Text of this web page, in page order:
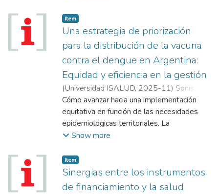
González Astorquiza), para poder expresar
“nuestra voz”, y al mismo tiempo generar un
espacio abierto para que “otras voces se
expresen”. Ser protagonistas de la historia y
tener el empecinamiento por “cambiarla” no
fue una elección libre de riesgo y audacia,
pero había que empezar a trazar un camino
que contribuyera a la formación,
investigación y producción de conocimientos
en las áreas de salud, economía, políticas
sociales y medio ambiente, y encontrar una
Item
Una estrategia de priorización
para la distribución de la vacuna
contra el dengue en Argentina:
Equidad y eficiencia en la gestión
(Universidad ISALUD, 2025-11) Sonis,
Alejandro;Vallejos, Carlos;Pezzuchi,
Luciano
Cómo avanzar hacia una implementación
equitativa en función de las necesidades
epidemiológicas territoriales. La
construcción de un índice de priorización.
evidencia.
Show more
Item
Sinergias entre los instrumentos
de financiamiento y la salud